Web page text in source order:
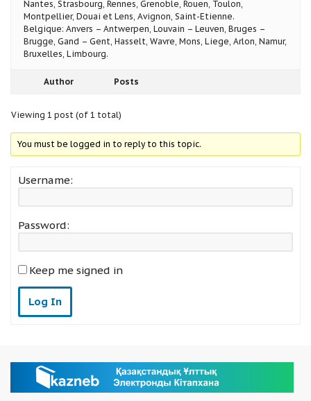
Nantes, Strasbourg, Rennes, Grenoble, Rouen, Toulon,
Montpellier, Douai et Lens, Avignon, Saint-Etienne.
Belgique: Anvers – Antwerpen, Louvain – Leuven, Bruges –
Brugge, Gand – Gent, Hasselt, Wavre, Mons, Liege, Arlon, Namur,
Bruxelles, Limbourg.
Author Posts
Viewing 1 post (of 1 total)
You must be logged in to reply to this topic.
Username:
Password:
Keep me signed in
Log In